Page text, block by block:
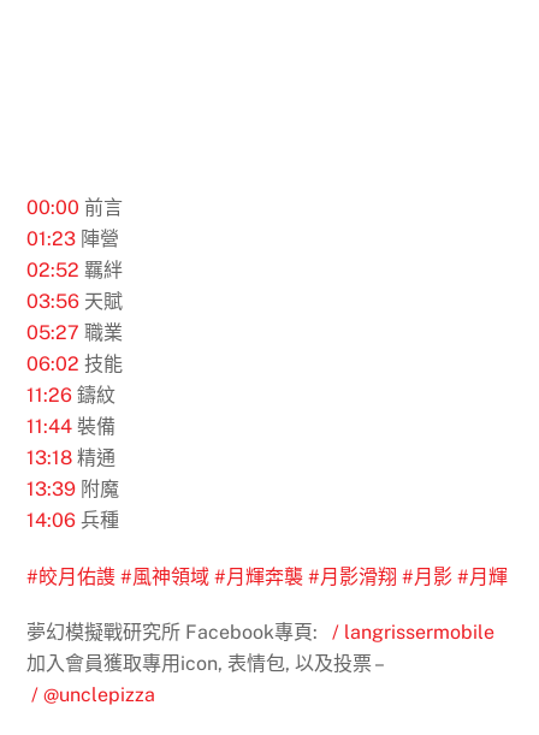
00:00 ​ 前言
01:23 陣營
02:52 羈絆
03:56 ​ 天賦
05:27 職業
06:02 技能
11:26 鑄紋
11:44 裝備
13:18 精通
13:39 附魔
14:06 ​ 兵種
#皎月佑謢 #風神領域 #月輝奔襲 #月影滑翔 #月影 #月輝
夢幻模擬戰研究所 Facebook專頁:
/ langrissermobile
加入會員獲取專用icon, 表情包, 以及投票 –
/ @unclepizza